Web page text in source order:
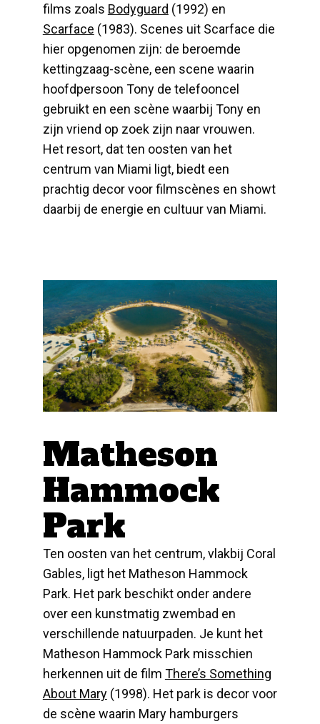
films zoals Bodyguard (1992) en
Scarface (1983). Scenes uit Scarface die
hier opgenomen zijn: de beroemde
kettingzaag-scène, een scene waarin
hoofdpersoon Tony de telefooncel
gebruikt en een scène waarbij Tony en
zijn vriend op zoek zijn naar vrouwen.
Het resort, dat ten oosten van het
centrum van Miami ligt, biedt een
prachtig decor voor filmscènes en showt
daarbij de energie en cultuur van Miami.
Matheson
Hammock
Park
Ten oosten van het centrum,vlakbij Coral
Gables,ligt het Matheson Hammock
Park. Het park beschikt onder andere
over een kunstmatig zwembad en
verschillende natuurpaden. Je kunt het
Matheson Hammock Park misschien
herkennen uit de film There’s Something
About Mary(1998). Het park is decor voor
de scène waarin Mary hamburgers